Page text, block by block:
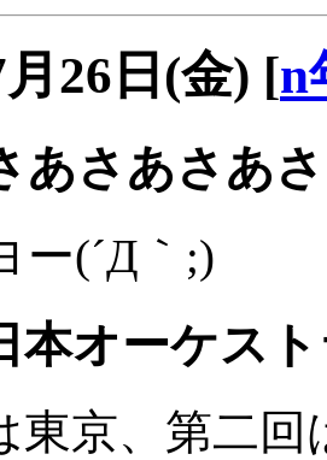
26日(金) [n
あさあさあさ
ー(´Д｀;)
本オーケス
東京、第二